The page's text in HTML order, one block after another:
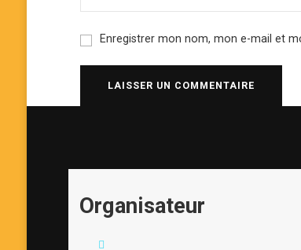
Enregistrer mon nom, mon e-mail et
Organisateur